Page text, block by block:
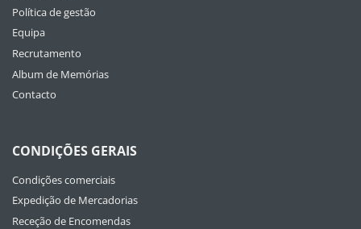
Política de gestão
Equipa
Recrutamento
Album de Memórias
Contacto
CONDIÇÕES GERAIS
Condições comerciais
Expedição de Mercadorias
Receção de Encomendas